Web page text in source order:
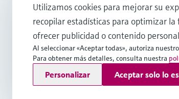
Copyright © Endress+Hauser Group
Pie editorialTérminos de usoProtección
Utilizamos cookies para mejorar su
recopilar estadísticas para optimizar
ofrecer publicidad o contenido
Al seleccionar «Aceptar todas», autoriza
Para obtener más detalles, consulta nuestra
Personalizar Aceptar solo lo